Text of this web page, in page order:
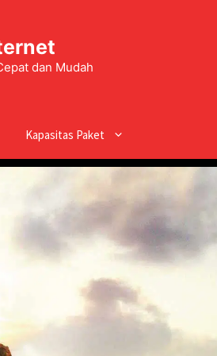
dan Mudah
Kapasitas Paket